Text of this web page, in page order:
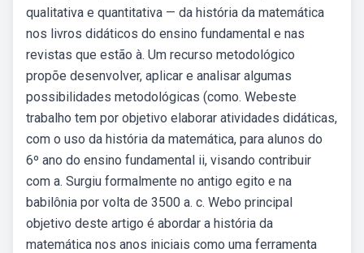
qualitativa e quantitativa — da história da matemática
nos livros didáticos do ensino fundamental e nas
revistas que estão à. Um recurso metodológico
propõe desenvolver, aplicar e analisar algumas
possibilidades metodológicas (como. Webeste
trabalho tem por objetivo elaborar atividades didáticas,
com o uso da história da matemática, para alunos do
6º ano do ensino fundamental ii, visando contribuir
com a. Surgiu formalmente no antigo egito e na
babilônia por volta de 3500 a. c. Webo principal
objetivo deste artigo é abordar a história da
matemática nos anos iniciais como uma ferramenta